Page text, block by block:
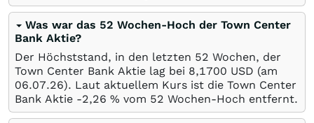
Was war das 52 Wochen-Hoch der Town Center
Bank Aktie?
Der Höchststand, in den letzten 52 Wochen, der
Town Center Bank Aktie lag bei 8,1700 USD (am
06.07.26). Laut aktuellem Kurs ist die Town Center
Bank Aktie -2,26 % vom 52 Wochen-Hoch entfernt.